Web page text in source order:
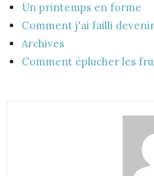
Un printemps en forme
Comment j'ai failli
Archives
Comment éplucher les